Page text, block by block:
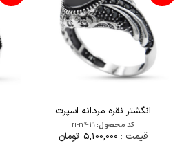
انگشتر نقره مردانه اسپرت
کد محصول:ri-n419
قیمت : 5,100,000 تومان